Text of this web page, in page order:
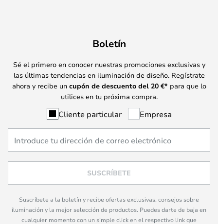
Boletín
Sé el primero en conocer nuestras promociones exclusivas y
las últimas tendencias en iluminación de diseño. Regístrate
ahora y recibe un cupón de descuento del 20 €* para que lo
utilices en tu próxima compra.
Cliente particular Empresa
SUSCRÍBETE
Suscríbete a la boletín y recibe ofertas exclusivas, consejos sobre
iluminación y la mejor selección de productos. Puedes darte de baja en
cualquier momento con un simple click en el respectivo link que